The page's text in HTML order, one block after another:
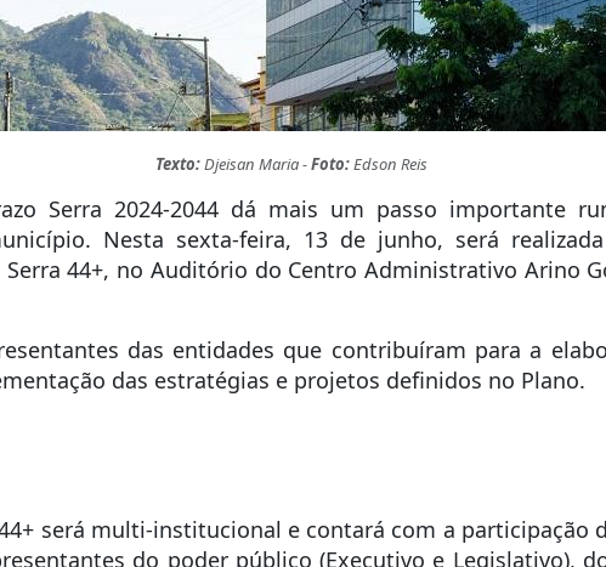
Texto:Djeisan Maria -Foto:Edson Reis
Serra 2024-2044 dá mais um passo importante
Nesta sexta-feira, 13 de junho, será
44+, no Auditório do Centro Administrativo Arino
das entidades que contribuíram para a
das estratégias e projetos definidos no Plano.
será multi-institucional e contará com a participação
do poder público (Executivo e Legislativo),